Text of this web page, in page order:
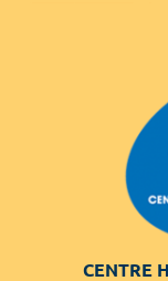
CENTRE